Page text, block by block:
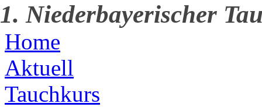
1. Niederbayerischer
Home
Aktuell
Tauchkurs